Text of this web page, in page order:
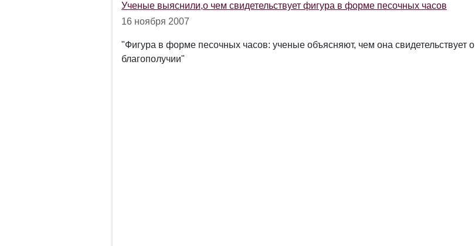
Ученые выяснили,о чем свидетельствует фигура в форме песочных часов
16 ноября 2007
"Фигура в форме песочных часов: ученые объясняют, чем она свидетельствует о
благополучии"